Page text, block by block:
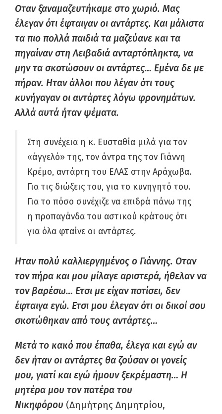
Οταν ξαναμαζευτήκαμε στο χωριό. Μας
έλεγαν ότι έφταιγαν οι αντάρτες. Και μάλιστα
τα πιο πολλά παιδιά τα μαζεύανε και τα
πηγαίναν στη Λειβαδιά ανταρτόπληκτα, να
μην τα σκοτώσουν οι αντάρτες… Εμένα δε με
πήραν. Ηταν άλλοι που λέγαν ότι τους
κυνήγαγαν οι αντάρτες λόγω φρονημάτων.
Αλλά αυτά ήταν ψέματα.
Στη συνέχεια η κ. Ευσταθία μιλά για τον
«άγγελό» της, τον άντρα της τον Γιάννη
Κρέμο, αντάρτη του ΕΛΑΣ στην Αράχωβα.
Για τις διώξεις του, για το κυνηγητό του.
Για το πόσο συνέχιζε να επιδρά πάνω της
η προπαγάνδα του αστικού κράτους ότι
για όλα φταίνε οι αντάρτες.
Ηταν πολύ καλλιεργημένος ο Γιάννης. Οταν
τον πήρα και μου μίλαγε αριστερά, ήθελαν να
τον βαρέσω… Ετσι με είχαν ποτίσει, δεν
έφταιγα εγώ. Ετσι μου έλεγαν ότι οι δικοί σου
σκοτώθηκαν από τους αντάρτες…
Μετά το κακό που έπαθα, έλεγα και εγώ αν
δεν ήταν οι αντάρτες θα ζούσαν οι γονείς
μου, γιατί και εγώ ήμουν ξεκρέμαστη… Η
μητέρα μου τον πατέρα του
Νικηφόρου (Δημήτρης Δημητρίου,